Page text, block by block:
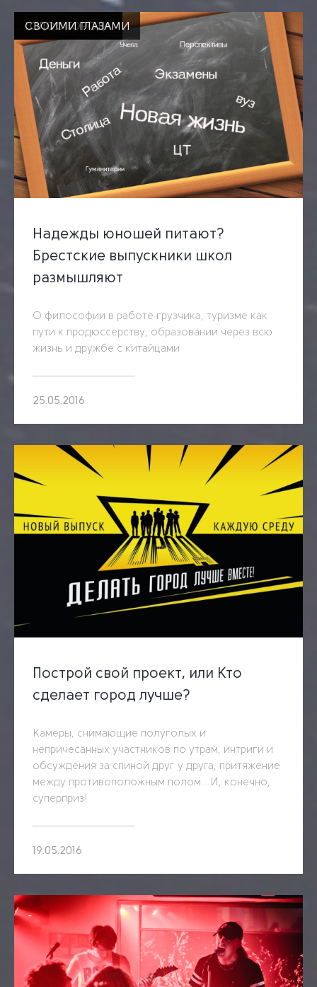
ГОЛОС ГОРОДА
Надежды юношей питают?
Брестские выпускники школ
размышляют
О философии в работе грузчика, туризме как
пути к продюссерству, образовании через всю
жизнь и дружбе с китайцами
25.05.2016
ГОЛОС ГОРОДА
Построй свой проект, или Кто
сделает город лучше?
Камеры, снимающие полуголых и
непричесанных участников по утрам, интриги и
обсуждения за спиной друг у друга, притяжение
между противоположным полом… И, конечно,
суперприз!
19.05.2016
СВОИМИ ГЛАЗАМИ